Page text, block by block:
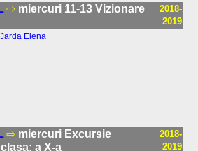
⇨ miercuri 11-13 Vizionare
2018-
2019
Elena
⇨ miercuri Excursie
a X-a
2018-
2019